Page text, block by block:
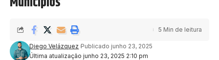
Última atualização junho 23, 2025 2:10 pm
Diego Velázquez Publicado junho 23, 2025
5 Min de leitura